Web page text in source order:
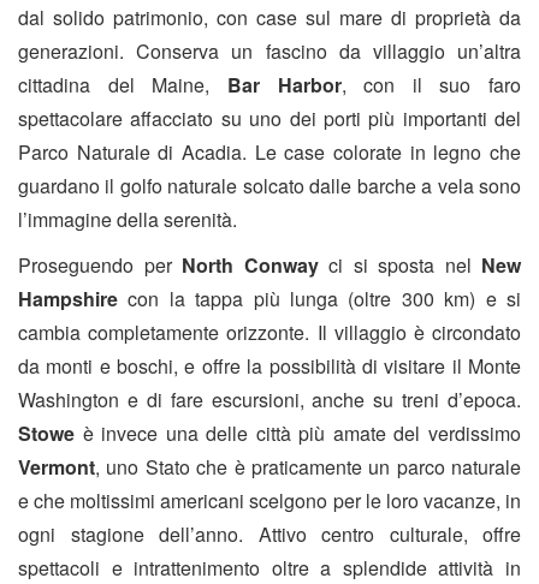
dal solido patrimonio, con case sul mare di proprietà da
generazioni. Conserva un fascino da villaggio un’altra
cittadina del Maine, Bar Harbor, con il suo faro
spettacolare affacciato su uno dei porti più importanti del
Parco Naturale di Acadia. Le case colorate in legno che
guardano il golfo naturale solcato dalle barche a vela sono
l’immagine della serenità.
Proseguendo per North Conwayci si sposta nel New
Hampshire con la tappa più lunga (oltre 300 km) e si
cambia completamente orizzonte. Il villaggio è circondato
da monti e boschi, e offre la possibilità di visitare il Monte
Washington e di fare escursioni, anche su treni d’epoca.
Stowe è invece una delle città più amate del verdissimo
Vermont, uno Stato che è praticamente un parco naturale
e che moltissimi americani scelgono per le loro vacanze, in
ogni stagione dell’anno. Attivo centro culturale, offre
spettacoli e intrattenimento oltre a splendide attività in